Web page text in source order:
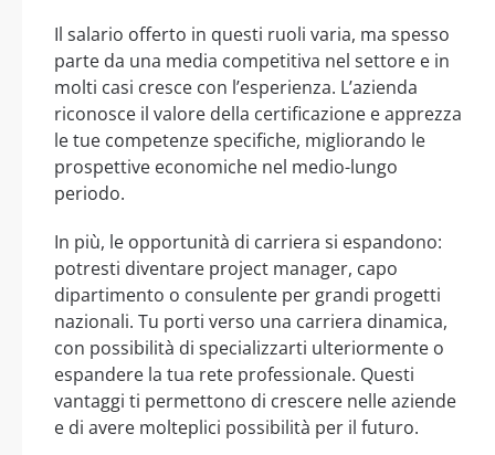
Il salario offerto in questi ruoli varia, ma spesso
parte da una media competitiva nel settore e in
molti casi cresce con l’esperienza. L’azienda
riconosce il valore della certificazione e apprezza
le tue competenze specifiche, migliorando le
prospettive economiche nel medio-lungo
periodo.
In più, le opportunità di carriera si espandono:
potresti diventare project manager, capo
dipartimento o consulente per grandi progetti
nazionali. Tu porti verso una carriera dinamica,
con possibilità di specializzarti ulteriormente o
espandere la tua rete professionale. Questi
vantaggi ti permettono di crescere nelle aziende
e di avere molteplici possibilità per il futuro.